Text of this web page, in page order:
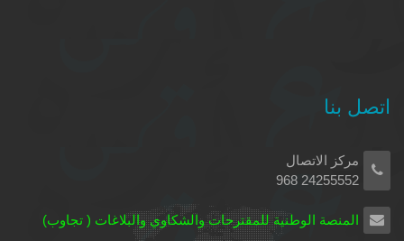
اتصل بنا
مركز الاتصال
24255552 968
المنصة الوطنية للمقترحات والشكاوي والبلاغات ( تجاوب)